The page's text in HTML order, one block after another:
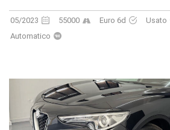
05/2023 55000 Euro 6d Usato
Automatico